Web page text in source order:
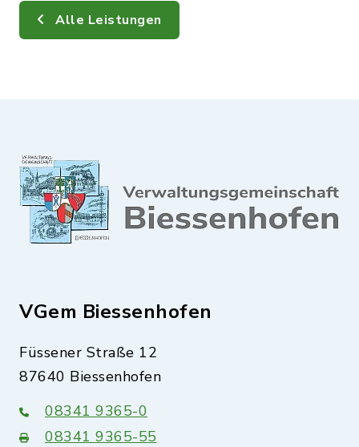
Alle Leistungen
VGem Biessenhofen
Füssener Straße 12
87640 Biessenhofen
08341 9365-0
08341 9365-55